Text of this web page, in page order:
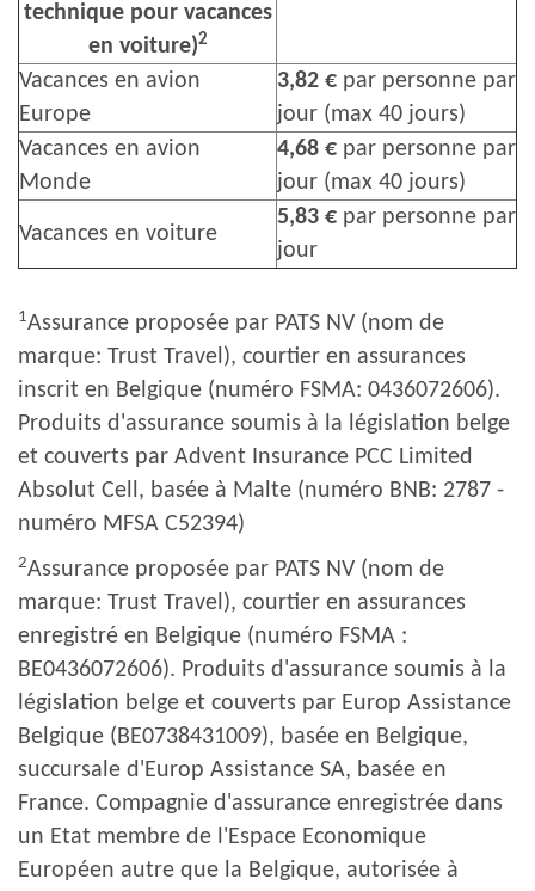
technique pour vacances
en voiture)2
Vacances en avion
Europe
3,82 € par personne par
jour (max 40 jours)
Vacances en avion
Monde
4,68 € par personne par
jour (max 40 jours)
Vacances en voiture
5,83 € par personne par
jour
1Assurance proposée par PATS NV (nom de
marque: Trust Travel), courtier en assurances
inscrit en Belgique (numéro FSMA: 0436072606).
Produits d'assurance soumis à la législation belge
et couverts par Advent Insurance PCC Limited
Absolut Cell, basée à Malte (numéro BNB: 2787 -
numéro MFSA C52394)
2Assurance proposée par PATS NV (nom de
marque: Trust Travel), courtier en assurances
enregistré en Belgique (numéro FSMA :
BE0436072606). Produits d'assurance soumis à la
législation belge et couverts par Europ Assistance
Belgique (BE0738431009), basée en Belgique,
succursale d'Europ Assistance SA, basée en
France. Compagnie d'assurance enregistrée dans
un Etat membre de l'Espace Economique
Européen autre que la Belgique, autorisée à